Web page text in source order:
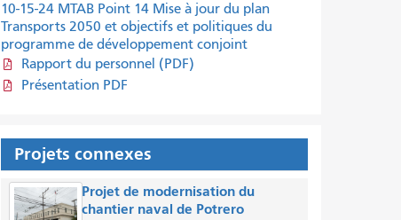
10-15-24 MTAB Point 14 Mise à jour du plan
Transports 2050 et objectifs et politiques du
programme de développement conjoint
Rapport du personnel (PDF)
Présentation PDF
Projets connexes
Projet de modernisation du
chantier naval de Potrero